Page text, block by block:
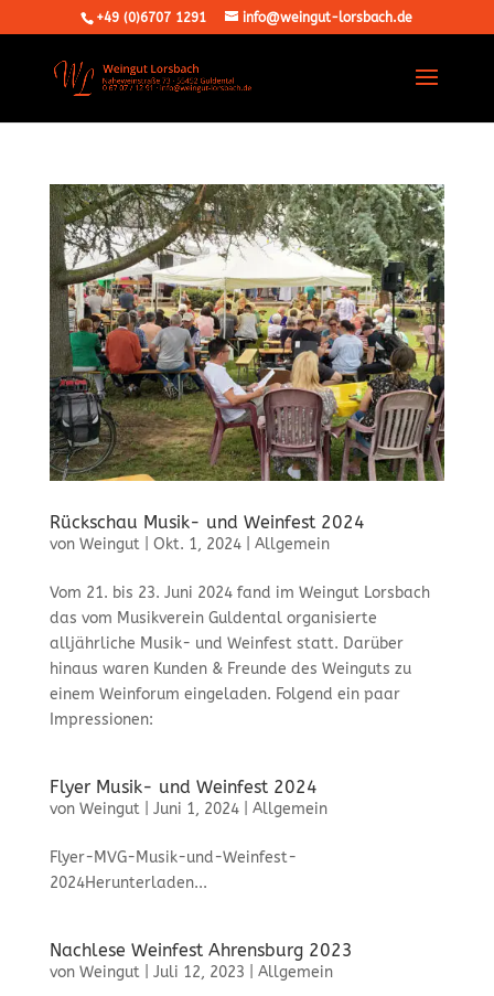
+49 (0)6707 1291 info@weingut-lorsbach.de
Rückschau Musik- und Weinfest 2024
von Weingut| Okt. 1, 2024| Allgemein
Vom 21. bis 23. Juni 2024 fand im Weingut Lorsbach
das vom Musikverein Guldental organisierte
alljährliche Musik- und Weinfest statt. Darüber
hinaus waren Kunden & Freunde des Weinguts zu
einem Weinforum eingeladen. Folgend ein paar
Impressionen:
Flyer Musik- und Weinfest 2024
von Weingut| Juni 1, 2024| Allgemein
Flyer-MVG-Musik-und-Weinfest-
2024Herunterladen...
Nachlese Weinfest Ahrensburg 2023
von Weingut| Juli 12, 2023 Allgemein